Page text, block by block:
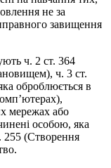
не за
завищення
ч. 2 ст. 364
ч. 3 ст.
оброблюється в
мережах або
особою, яка
255 (Створення